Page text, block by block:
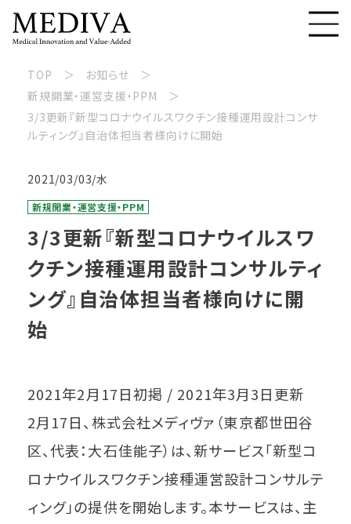
TOP
お知らせ
新規開業・運営支援・PPM
3/3更新『新型コロナウイルスワクチン接種運用設計コンサ
ルティング』自治体担当者様向けに開始
2021/03/03/水
新規開業・運営支援・PPM
3/3更新『新型コロナウイルスワ
クチン接種運用設計コンサルティ
ング』自治体担当者様向けに開
始
2021年2月17日初掲 / 2021年3月3日更新
2月17日、株式会社メディヴァ（東京都世田谷
区、代表：大石佳能子）は、新サービス「新型コ
ロナウイルスワクチン接種運営設計コンサルテ
ィング」の提供を開始します。本サービスは、主